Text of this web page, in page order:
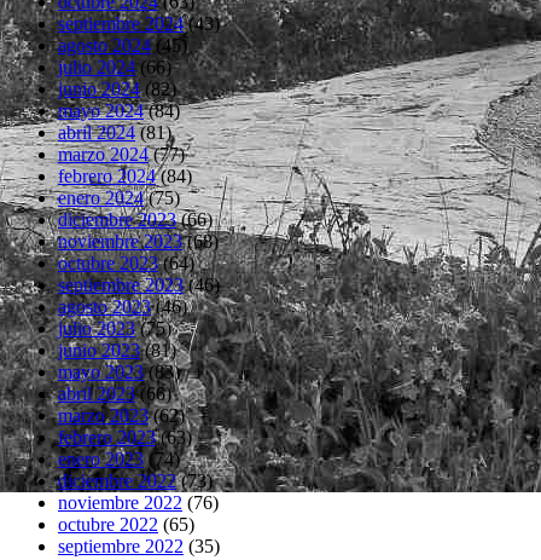
septiembre 2024(43)
agosto 2024(45)
julio 2024(66)
junio 2024(82)
mayo 2024(84)
abril 2024(81)
marzo 2024(77)
febrero 2024(84)
enero 2024(75)
diciembre 2023(66)
noviembre 2023(68)
octubre 2023(64)
septiembre 2023(46)
agosto 2023(46)
julio 2023(75)
junio 2023(81)
mayo 2023(83)
abril 2023(66)
marzo 2023(62)
febrero 2023(63)
enero 2023(74)
diciembre 2022(73)
noviembre 2022 (76)
octubre 2022 (65)
septiembre 2022 (35)